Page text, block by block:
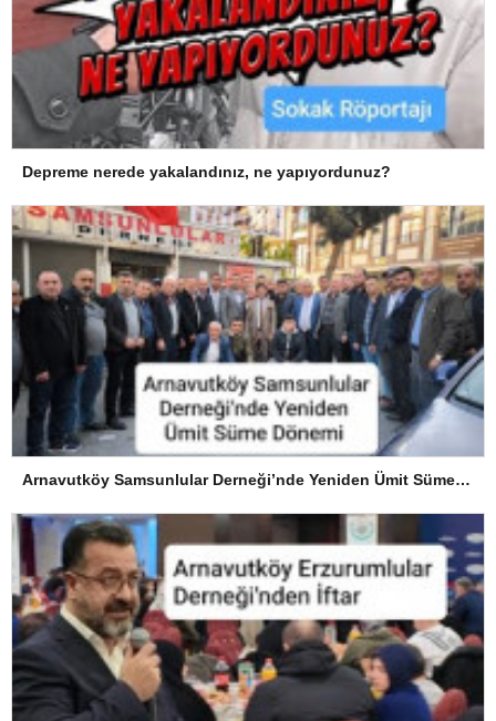
Depreme nerede yakalandınız, ne yapıyordunuz?
Arnavutköy Samsunlular Derneği’nde Yeniden Ümit Süme Dönemi